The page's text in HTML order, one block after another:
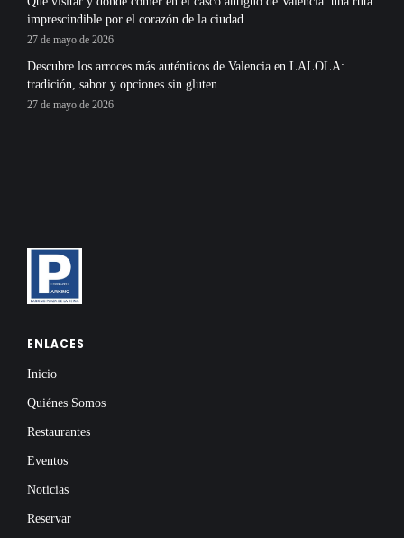
imprescindible por el corazón de la ciudad
27 de mayo de 2026
Descubre los arroces más auténticos de Valencia en LALOLA:
tradición, sabor y opciones sin gluten
27 de mayo de 2026
ENLACES
Inicio
Quiénes Somos
Restaurantes
Eventos
Noticias
Reservar